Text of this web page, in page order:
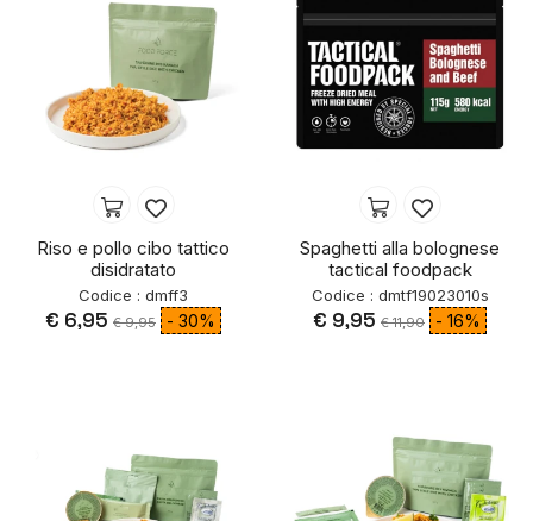
Riso e pollo cibo tattico
disidratato
Codice : dmff3
€ 6,95 € 9,95 - 30%
Spaghetti alla bolognese
tactical foodpack
Codice : dmtf19023010s
€ 9,95 € 11,90 - 16%